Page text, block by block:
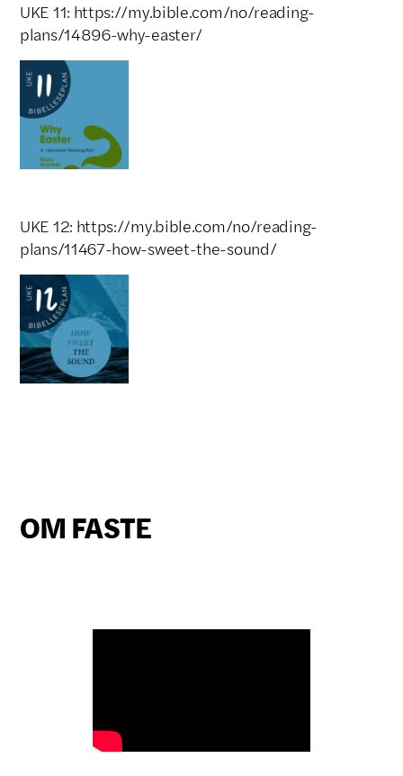
UKE 11: https://my.bible.com/no/reading-
plans/14896-why-easter/
UKE 12: https://my.bible.com/no/reading-
plans/11467-how-sweet-the-sound/
OM FASTE